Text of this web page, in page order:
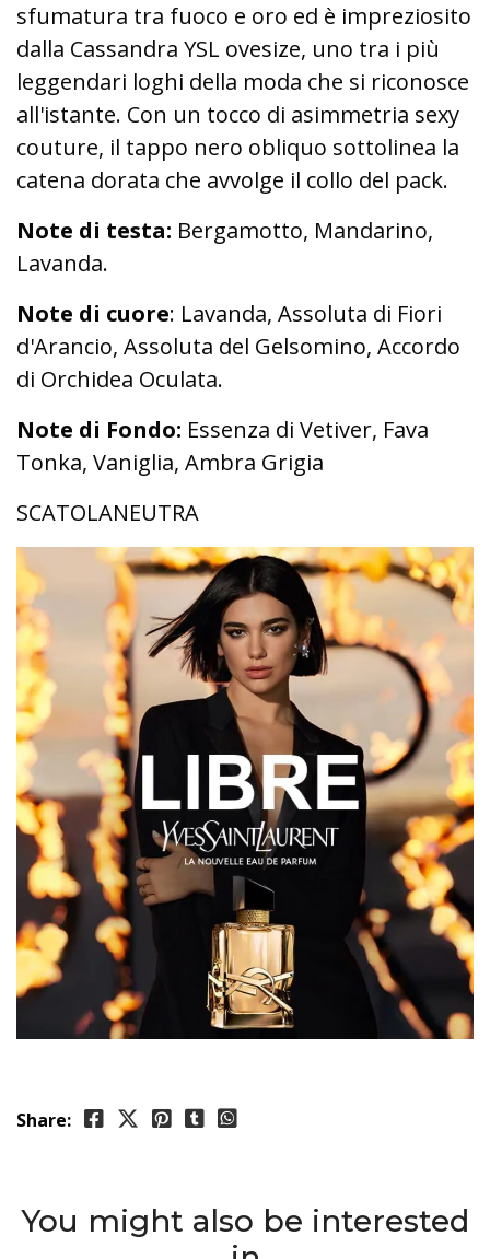
sfumatura tra fuoco e oro ed è impreziosito
dalla Cassandra YSL ovesize, uno tra i più
leggendari loghi della moda che si riconosce
all'istante. Con un tocco di asimmetria sexy
couture, il tappo nero obliquo sottolinea la
catena dorata che avvolge il collo del pack.
Note di testa: Bergamotto, Mandarino,
Lavanda.
Note di cuore: Lavanda, Assoluta di Fiori
d'Arancio, Assoluta del Gelsomino, Accordo
di Orchidea Oculata.
Note di Fondo: Essenza di Vetiver, Fava
Tonka, Vaniglia, Ambra Grigia
SCATOLANEUTRA
Share:
You might also be interested